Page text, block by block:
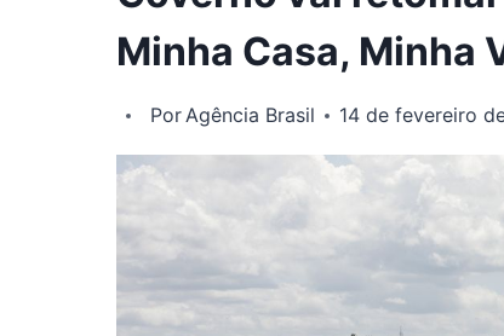
Minha Casa, Minha
PorAgência Brasil 14 de fevereiro